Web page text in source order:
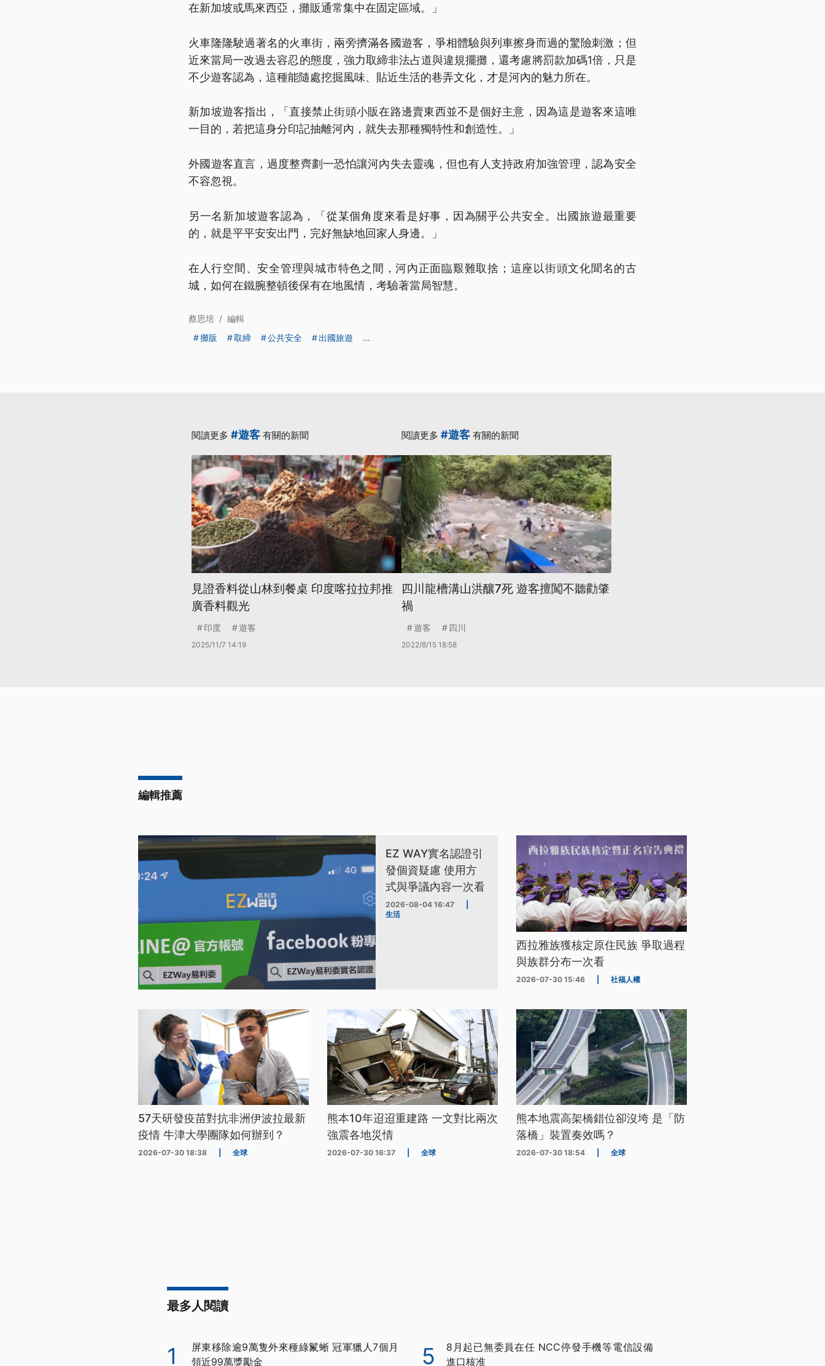
在新加坡或馬來西亞，攤販通常集中在固定區域。」
火車隆隆駛過著名的火車街，兩旁擠滿各國遊客，爭相體驗與列車擦身而過的驚險刺激；但
近來當局一改過去容忍的態度，強力取締非法占道與違規擺攤，還考慮將罰款加碼1倍，只是
不少遊客認為，這種能隨處挖掘風味、貼近生活的巷弄文化，才是河內的魅力所在。
新加坡遊客指出，「直接禁止街頭小販在路邊賣東西並不是個好主意，因為這是遊客來這唯
一目的，若把這身分印記抽離河內，就失去那種獨特性和創造性。」
外國遊客直言，過度整齊劃一恐怕讓河內失去靈魂，但也有人支持政府加強管理，認為安全
不容忽視。
另一名新加坡遊客認為，「從某個角度來看是好事，因為關乎公共安全。出國旅遊最重要
的，就是平平安安出門，完好無缺地回家人身邊。」
在人行空間、安全管理與城市特色之間，河內正面臨艱難取捨；這座以街頭文化聞名的古
城，如何在鐵腕整頓後保有在地風情，考驗著當局智慧。
蔡思培 / 編輯
攤販
取締 公共安全 出國旅遊 ...
閱讀更多 #遊客 有關的新聞
見證香料從山林到餐桌 印度喀拉拉邦推
廣香料觀光
印度 遊客
2025/11/7 14:19
閱讀更多 #遊客 有關的新聞
四川龍槽溝山洪釀7死 遊客擅闖不聽勸肇
禍
遊客 四川
2022/8/15 18:58
編輯推薦
EZ WAY實名認證引
發個資疑慮 使用方
式與爭議內容一次看
2026-08-04 16:47
生活
西拉雅族獲核定原住民族 爭取過程
與族群分布一次看
2026-07-30 15:46 社福人權
57天研發疫苗對抗非洲伊波拉最新
疫情 牛津大學團隊如何辦到？
2026-07-30 18:38 全球
熊本10年迢迢重建路 一文對比兩次
強震各地災情
2026-07-30 16:37 全球
熊本地震高架橋錯位卻沒垮 是「防
落橋」裝置奏效嗎？
2026-07-30 18:54 全球
最多人閱讀
1
屏東移除逾9萬隻外來種綠鬣蜥 冠軍獵人7個月
領近99萬獎勵金
5
8月起已無委員在任 NCC停發手機等電信設備
進口核准